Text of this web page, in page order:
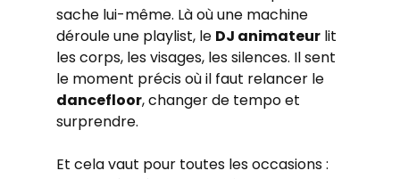
sache lui-même. Là où une machine
déroule une playlist, le DJ animateur lit
les corps, les visages, les silences. Il sent
le moment précis où il faut relancer le
dancefloor, changer de tempo et
surprendre.
Et cela vaut pour toutes les occasions :